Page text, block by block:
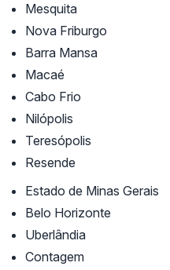
Mesquita
Nova Friburgo
Barra Mansa
Macaé
Cabo Frio
Nilópolis
Teresópolis
Resende
Estado de Minas Gerais
Belo Horizonte
Uberlândia
Contagem